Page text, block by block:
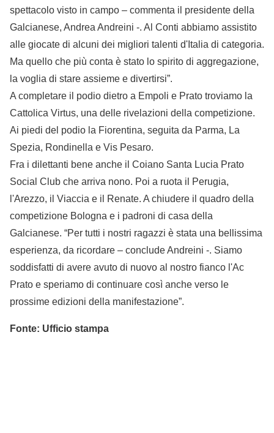
spettacolo visto in campo – commenta il presidente della
Galcianese, Andrea Andreini -. Al Conti abbiamo assistito
alle giocate di alcuni dei migliori talenti d'Italia di categoria.
Ma quello che più conta è stato lo spirito di aggregazione,
la voglia di stare assieme e divertirsi”.
A completare il podio dietro a Empoli e Prato troviamo la
Cattolica Virtus, una delle rivelazioni della competizione.
Ai piedi del podio la Fiorentina, seguita da Parma, La
Spezia, Rondinella e Vis Pesaro.
Fra i dilettanti bene anche il Coiano Santa Lucia Prato
Social Club che arriva nono. Poi a ruota il Perugia,
l'Arezzo, il Viaccia e il Renate. A chiudere il quadro della
competizione Bologna e i padroni di casa della
Galcianese. “Per tutti i nostri ragazzi è stata una bellissima
esperienza, da ricordare – conclude Andreini -. Siamo
soddisfatti di avere avuto di nuovo al nostro fianco l'Ac
Prato e speriamo di continuare così anche verso le
prossime edizioni della manifestazione”.
Fonte: Ufficio stampa